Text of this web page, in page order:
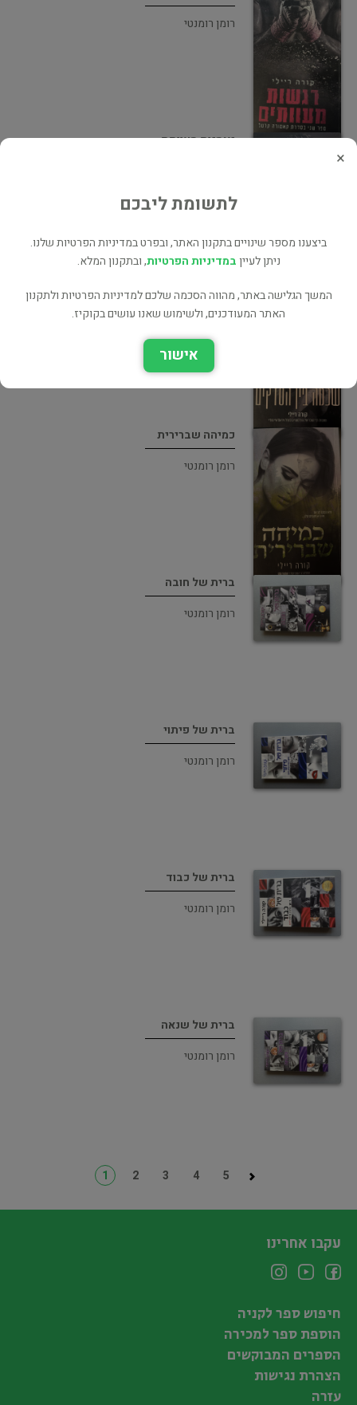
רומן רומנטי
נאמנות מעוותת
שלמה בין הסדקים
רומן רומנטי
כמיהה שברירית
רומן רומנטי
ברית של חובה
רומן רומנטי
ברית של פיתוי
רומן רומנטי
ברית של כבוד
רומן רומנטי
ברית של שנאה
רומן רומנטי
1 2 3 4 5
×
לתשומת ליבכם
ביצענו מספר שינויים בתקנון האתר, ובפרט במדיניות הפרטיות שלנו.
ניתן לעייןבמדיניות הפרטיות, ובתקנון המלא.
המשך הגלישה באתר, מהווה הסכמה שלכם למדיניות הפרטיות ולתקנון
האתר המעודכנים, ולשימוש שאנו עושים בקוקיז.
אישור
עקבו אחרינו
חיפוש ספר לקניה
הוספת ספר למכירה
הספרים המבוקשים
הצהרת נגישות
עזרה